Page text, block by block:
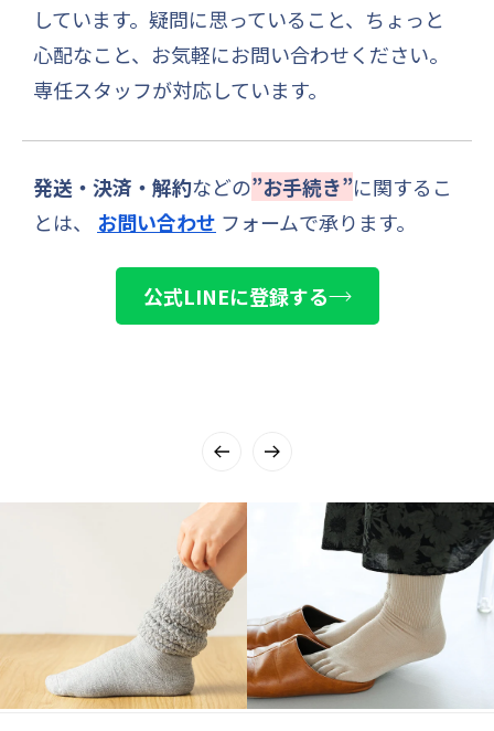
じゅんこ
5本指ソックスを購入させて
いただきました。大満足です
❗️
です。締め付け感がないの
に、ずり落ちてこないのもす
ごいです。
07/26/2026
匿名
娘と一緒に使っています！
匿名
夏場、エアコンを効かしたフ
ローリングの部屋で、足だけ
が冷える現象に悩んでいまし
た。この５本指は、ほんのり
温かく、蒸れも締めつけもな
しています。 疑問に思っていること、ちょっと
心配なこと、お気軽にお問い合わせください。
専任スタッフが対応しています。
発送・決済・解約などの”お手続き”に関するこ
とは、 お問い合わせ フォームで承ります。
公式LINEに登録する